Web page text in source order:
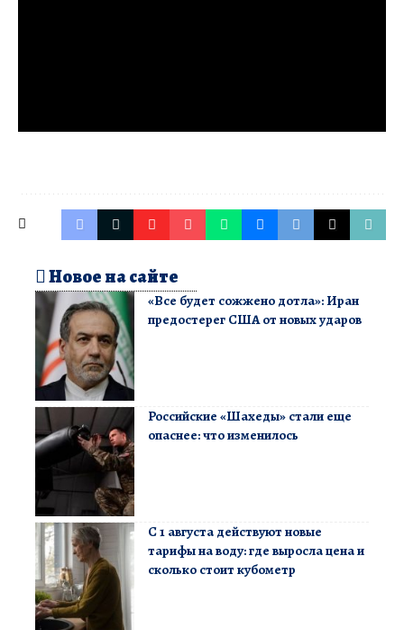
Новое на сайте
«Все будет сожжено дотла»: Иран
предостерег США от новых ударов
Российские «Шахеды» стали еще
опаснее: что изменилось
С 1 августа действуют новые
тарифы на воду: где выросла цена и
сколько стоит кубометр